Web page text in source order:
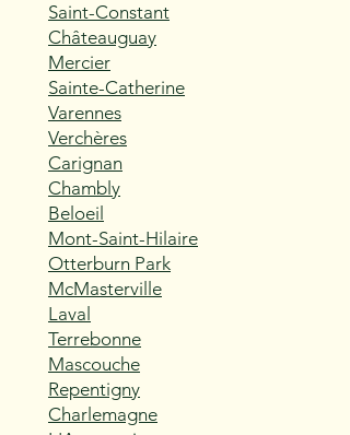
Saint-Constant
Châteauguay
Mercier
Sainte-Catherine
Varennes
Verchères
Carignan
Chambly
Beloeil
Mont-Saint-Hilaire
Otterburn Park
McMasterville
Laval
Terrebonne
Mascouche
Repentigny
Charlemagne